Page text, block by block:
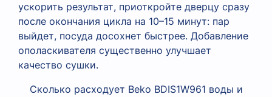
ускорить результат, приоткройте дверцу сразу
после окончания цикла на 10–15 минут: пар
выйдет, посуда досохнет быстрее. Добавление
ополаскивателя существенно улучшает
качество сушки.
Сколько расходует Beko BDIS1W961 воды и